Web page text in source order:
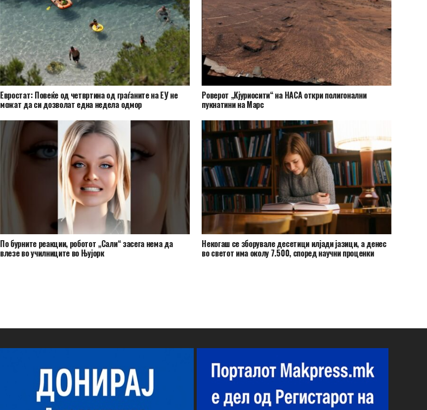
Евростат: Повеќе од четвртина од граѓаните на ЕУ не
можат да си дозволат една недела одмор
Роверот „Кјуриосити“ на НАСА откри полигонални
пукнатини на Марс
По бурните реакции, роботот „Сали“ засега нема да
влезе во училниците во Њујорк
Некогаш се зборувале десетици илјади јазици, а денес
во светот има околу 7.500, според научни проценки